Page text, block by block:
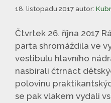
18. listopadu 2017 autor:
Čtvrtek 26. října 2017
parta shromáždila ve
vestibulu hlavního
nasbírali čtrnáct
polovinu
se pak vlakem vydali